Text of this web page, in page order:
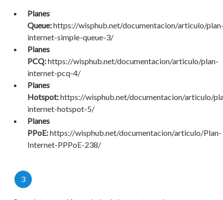
Planes
Queue:https://wisphub.net/documentacion/articulo/
internet-simple-queue-3/
Planes
PCQ:https://wisphub.net/documentacion/articulo/plan-
internet-pcq-4/
Planes
Hotspot:https://wisphub.net/documentacion/articulo/
internet-hotspot-5/
Planes
PPoE:https://wisphub.net/documentacion/articulo/Plan-
Internet-PPPoE-238/
3